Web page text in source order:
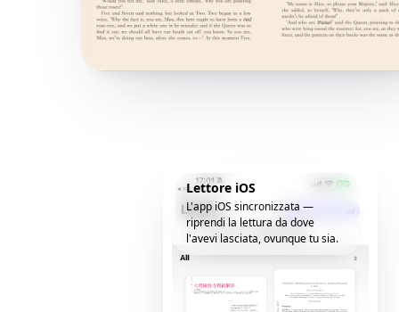
Lettore iOS
L'app iOS sincronizzata —
riprendi la lettura da dove
l'avevi lasciata, ovunque tu sia.